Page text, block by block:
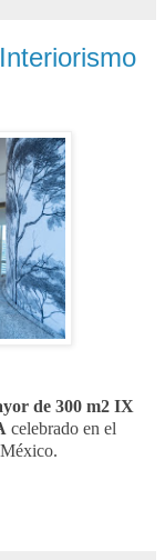
de 300 m2 IX
celebrado en el